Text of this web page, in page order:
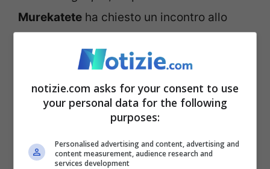
Murekatete ha chiesto un incontro allo
Il caso Soumahoro fa
discutere
notizie.com asks for your consent to use
your personal data for the following
purposes:
Personalised advertising and content, advertising and
content measurement, audience research and
services development